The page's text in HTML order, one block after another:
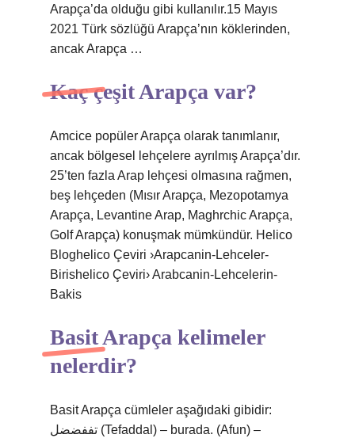
Arapça’da olduğu gibi kullanılır.15 Mayıs
2021 Türk sözlüğü Arapça’nın köklerinden,
ancak Arapça …
Kaç çeşit Arapça var?
Amcice popüler Arapça olarak tanımlanır,
ancak bölgesel lehçelere ayrılmış Arapça’dır.
25’ten fazla Arap lehçesi olmasına rağmen,
beş lehçeden (Mısır Arapça, Mezopotamya
Arapça, Levantine Arap, Maghrchic Arapça,
Golf Arapça) konuşmak mümkündür. Helico
Bloghelico Çeviri ›Arapcanin-Lehceler-
Birishelico Çeviri› Arabcanin-Lehcelerin-
Bakis
Basit Arapça kelimeler
nelerdir?
Basit Arapça cümleler aşağıdaki gibidir:
تففضضل (Tefaddal) – burada. (Afun) –